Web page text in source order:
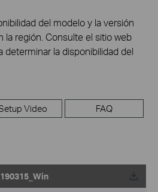
del modelo y la versión
la región. Consulte el sitio web
determinar la disponibilidad del
Video FAQ